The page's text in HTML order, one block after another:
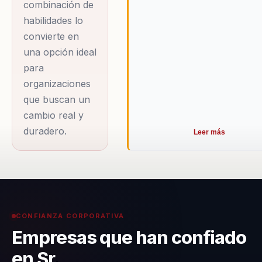
comunicación
efectiva y el cambio
positivo, permitiendo
a los participantes
explorar nuevas
perspectivas y
descubrir su
verdadero potencial.
A lo largo de su
inspirar y motivar a
profesionales de
diversos sectores,
combinación de
habilidades lo
convierte en
una opción ideal
para
organizaciones
que buscan un
cambio real y
duradero.
Leer más
CONFIANZA CORPORATIVA
Empresas que han confiado